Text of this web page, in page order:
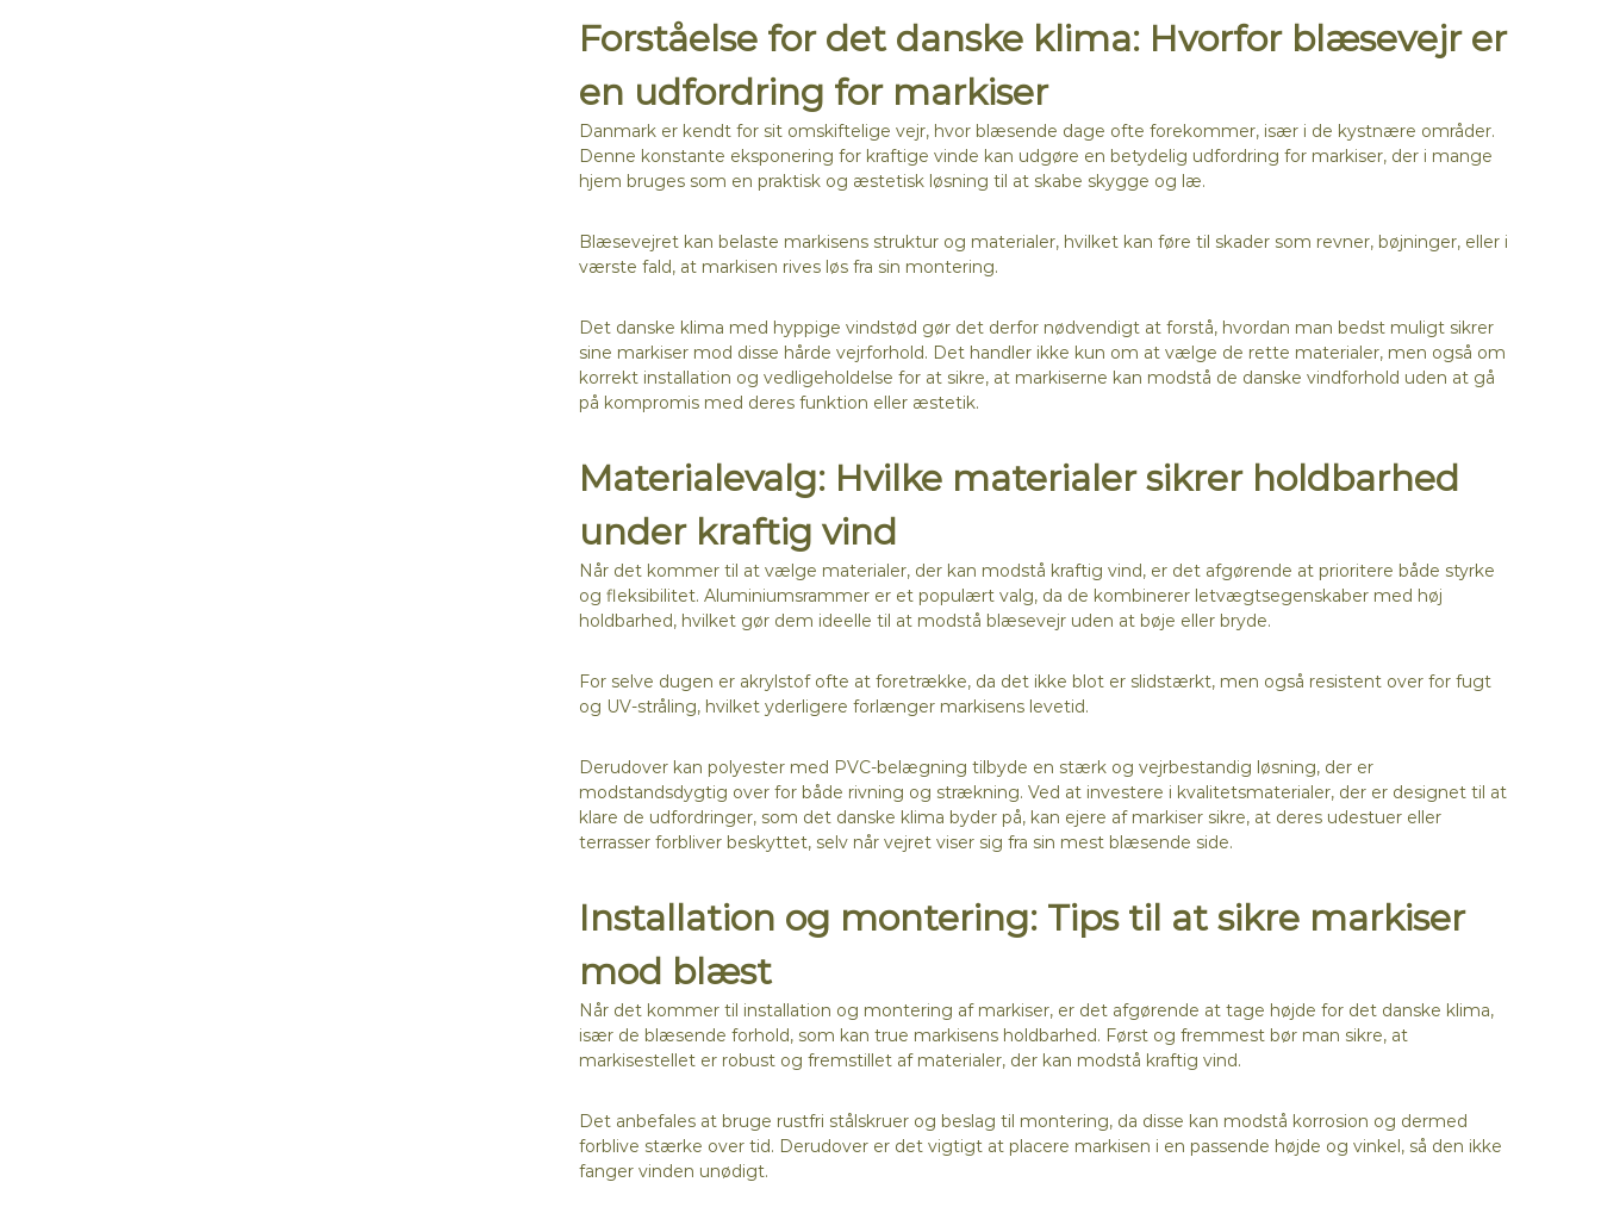
Forståelse for det danske klima: Hvorfor blæsevejr er
en udfordring for markiser
Danmark er kendt for sit omskiftelige vejr, hvor blæsende dage ofte forekommer, især i de kystnære områder.
Denne konstante eksponering for kraftige vinde kan udgøre en betydelig udfordring for markiser, der i mange
hjem bruges som en praktisk og æstetisk løsning til at skabe skygge og læ.
Blæsevejret kan belaste markisens struktur og materialer, hvilket kan føre til skader som revner, bøjninger, eller i
værste fald, at markisen rives løs fra sin montering.
Det danske klima med hyppige vindstød gør det derfor nødvendigt at forstå, hvordan man bedst muligt sikrer
sine markiser mod disse hårde vejrforhold. Det handler ikke kun om at vælge de rette materialer, men også om
korrekt installation og vedligeholdelse for at sikre, at markiserne kan modstå de danske vindforhold uden at gå
på kompromis med deres funktion eller æstetik.
Materialevalg: Hvilke materialer sikrer holdbarhed
under kraftig vind
Når det kommer til at vælge materialer, der kan modstå kraftig vind, er det afgørende at prioritere både styrke
og fleksibilitet. Aluminiumsrammer er et populært valg, da de kombinerer letvægtsegenskaber med høj
holdbarhed, hvilket gør dem ideelle til at modstå blæsevejr uden at bøje eller bryde.
For selve dugen er akrylstof ofte at foretrække, da det ikke blot er slidstærkt, men også resistent over for fugt
og UV-stråling, hvilket yderligere forlænger markisens levetid.
Derudover kan polyester med PVC-belægning tilbyde en stærk og vejrbestandig løsning, der er
modstandsdygtig over for både rivning og strækning. Ved at investere i kvalitetsmaterialer, der er designet til at
klare de udfordringer, som det danske klima byder på, kan ejere af markiser sikre, at deres udestuer eller
terrasser forbliver beskyttet, selv når vejret viser sig fra sin mest blæsende side.
Installation og montering: Tips til at sikre markiser
mod blæst
Når det kommer til installation og montering af markiser, er det afgørende at tage højde for det danske klima,
især de blæsende forhold, som kan true markisens holdbarhed. Først og fremmest bør man sikre, at
markisestellet er robust og fremstillet af materialer, der kan modstå kraftig vind.
Det anbefales at bruge rustfri stålskruer og beslag til montering, da disse kan modstå korrosion og dermed
forblive stærke over tid. Derudover er det vigtigt at placere markisen i en passende højde og vinkel, så den ikke
fanger vinden unødigt.